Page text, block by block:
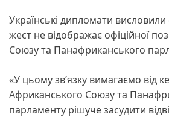
Українські дипломати
жест не відображає офіційної
Союзу та Панафриканського
«У цьому зв’язку вимагаємо від
Африканського Союзу та
парламенту рішуче засудити